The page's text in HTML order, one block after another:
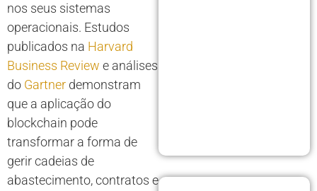
nos seus sistemas
operacionais. Estudos
publicados na Harvard
Business Review e análises
do Gartner demonstram
que a aplicação do
blockchain pode
transformar a forma de
gerir cadeias de
abastecimento, contratos e